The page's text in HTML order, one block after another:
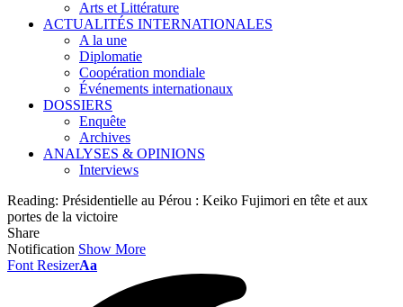
Arts et Littérature
ACTUALITÉS INTERNATIONALES
A la une
Diplomatie
Coopération mondiale
Événements internationaux
DOSSIERS
Enquête
Archives
ANALYSES & OPINIONS
Interviews
Reading: Présidentielle au Pérou : Keiko Fujimori en tête et aux
portes de la victoire
Share
Notification Show More
Font ResizerAa